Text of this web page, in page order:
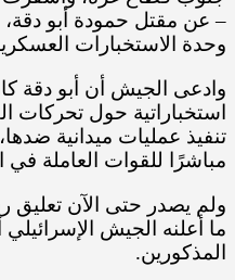
– عن مقتل حمودة أبو دقة،
وحدة الاستخبارات
وادعى الجيش أن أبو دقة
استخباراتية حول تحركات
تنفيذ عمليات ميدانية
مباشرًا للقوات العاملة في
ولم يصدر حتى الآن
ما أعلنه الجيش
المذكورين.